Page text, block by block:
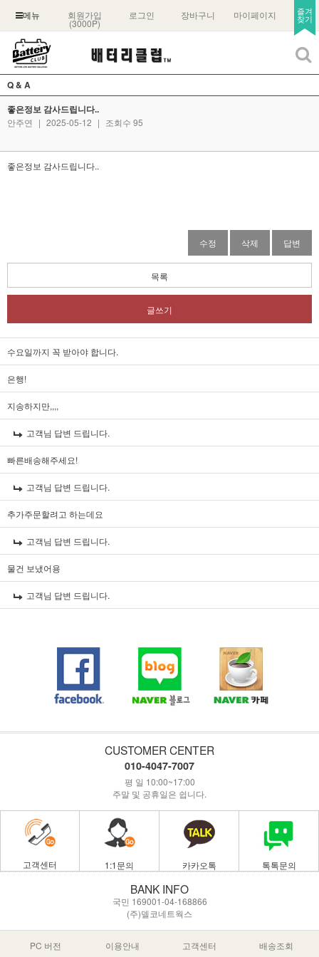
메뉴 회원가입
(3000P)
로그인 장바구니 마이페이지 즐겨
찾기
Q & A
좋은정보 감사드립니다..
안주연 | 2025-05-12 | 조회수 95
좋은정보 감사드립니다..
수정 삭제 답변
목록
글쓰기
수요일까지 꼭 받아야 합니다.
은행!
지송하지만,,,,
고객님 답변 드립니다.
빠른배송해주세요!
고객님 답변 드립니다.
추가주문할려고 하는데요
고객님 답변 드립니다.
물건 보냈어용
고객님 답변 드립니다.
CUSTOMER CENTER
010-4047-7007
평 일 10:00~17:00
주말 및 공휴일은 쉽니다.
고객센터 1:1문의 카카오톡 톡톡문의
BANK INFO
국민 169001-04-168866
(주)델코네트웍스
PC 버전 이용안내 고객센터 배송조회